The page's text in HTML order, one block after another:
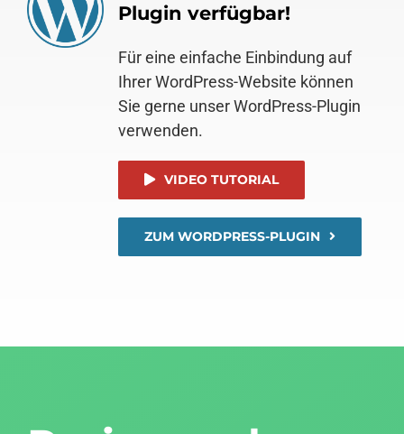
Plugin verfügbar!
Für eine einfache Einbindung auf
Ihrer WordPress-Website können
Sie gerne unser WordPress-Plugin
verwenden.
VIDEO TUTORIAL
ZUM WORDPRESS-PLUGIN